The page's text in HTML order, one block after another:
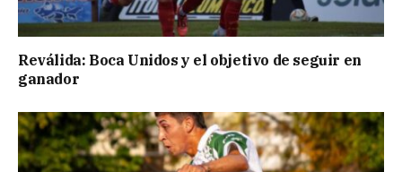
Reválida: Boca Unidos y el objetivo de seguir en
ganador